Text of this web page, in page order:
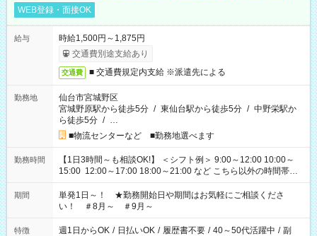
WEB登録・面接OK
給与
時給1,500円～1,875円
交通費別途支給あり
交通費 ■ 交通費規定内支給 ※派遣先による
勤務地
仙台市宮城野区
宮城野原駅から徒歩5分 / 東仙台駅から徒歩5分 / 中野栄駅か
ら徒歩5分 / …
■物流センターなど ■勤務地選べます
勤務時間
【1日3時間～も相談OK!】 ＜シフト例＞ 9:00～12:00 10:00～
15:00 12:00～17:00 18:00～21:00 など こちら以外の時間帯も
お気軽にご相談ください！
期間
単発1日～！ ★勤務開始日や期間はお気軽にご相談くださ
い！ ＃8月～ ＃9月～
特徴 週1日からOK / 日払いOK / 履歴書不要 / 40～50代活躍中 / 副